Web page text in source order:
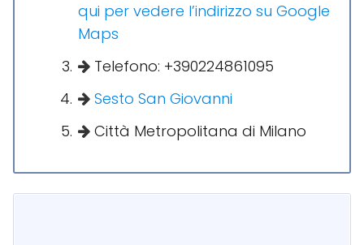
qui per vedere l’indirizzo su Google
Maps
Telefono: +390224861095
Sesto San Giovanni
Città Metropolitana di Milano